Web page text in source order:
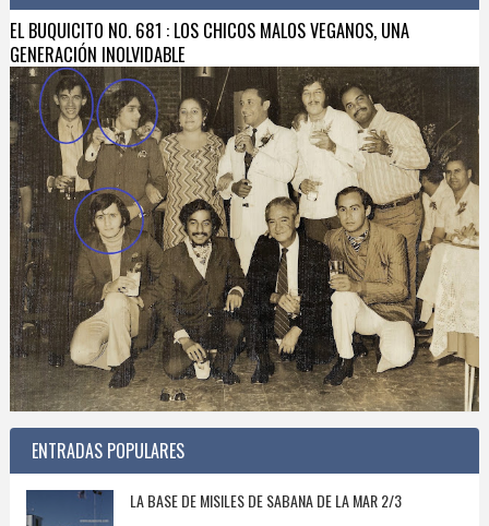
EL BUQUICITO NO. 681 : LOS CHICOS MALOS VEGANOS, UNA
GENERACIÓN INOLVIDABLE
ENTRADAS POPULARES
LA BASE DE MISILES DE SABANA DE LA MAR 2/3